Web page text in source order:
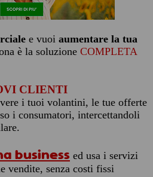
e vuoi aumentare la tua
è la soluzione COMPLETA
CLIENTI
i tuoi volantini, le tue offerte
i consumatori, intercettandoli
business ed usa i servizi
vendite, senza costi fissi